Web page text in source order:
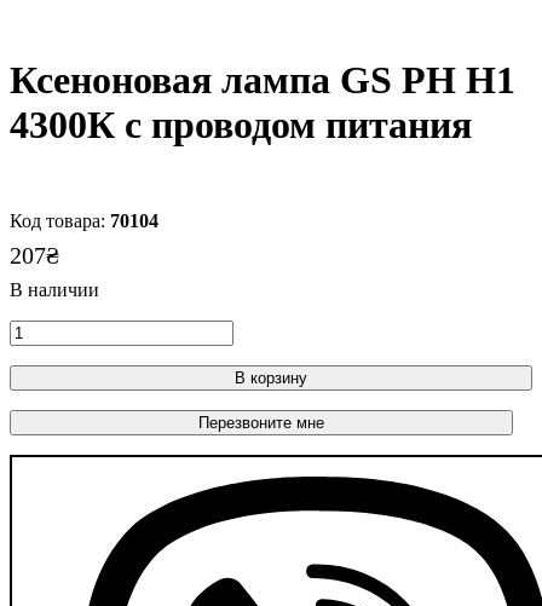
Ксеноновая лампа GS РН Н1
4300К с проводом питания
70104
207₴
В корзину
Перезвоните мне